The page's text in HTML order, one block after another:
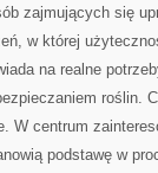
zajmujących się
w której
na realne
roślin.
W centrum
podstawę w